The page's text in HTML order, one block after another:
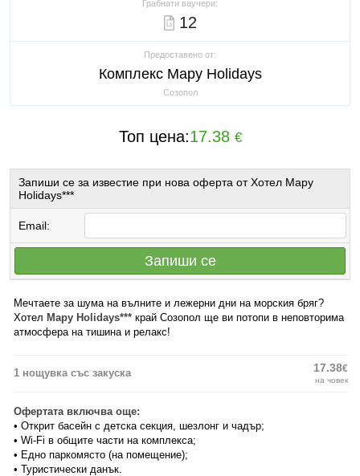
Грабнати ваучери:
12
Предоставено от:
Комплекс Mapy Holidays
Созопол
Топ цена:17.38 €
Запиши се за известие при нова оферта от Хотел Mapy
Holidays***
Email:
Запиши се
Мечтаете за шума на вълните и лежерни дни на морския бряг?
Хотел Mapy Holidays*** край Созопол ще ви потопи в неповторима
атмосфера на тишина и релакс!
1 нощувка със закуска 17.38€
на човек
Офертата включва още:
• Открит басейн с детска секция, шезлонг и чадър;
• Wi-Fi в общите части на комплекса;
• Едно паркомясто (на помещение);
• Туристически данък.